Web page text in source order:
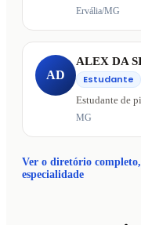
Ervália/MG
AD
ALEX DA
Estudante
Estudante de
MG
Ver o diretório
especialidade